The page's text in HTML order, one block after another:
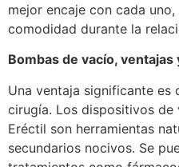
mejor encaje con cada
comodidad durante la
Bombas de vacío,
Una ventaja significante es
cirugía. Los dispositivos
Eréctil son herramientas
secundarios nocivos. Se